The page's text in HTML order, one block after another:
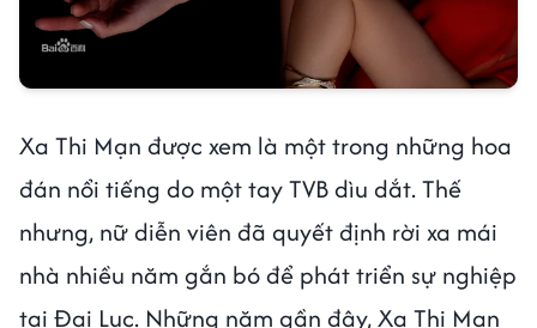
Xa Thi Mạn được xem là một trong những hoa
đán nổi tiếng do một tay TVB dìu dắt. Thế
nhưng, nữ diễn viên đã quyết định rời xa mái
nhà nhiều năm gắn bó để phát triển sự nghiệp
tại Đại Lục. Những năm gần đây, Xa Thi Mạn